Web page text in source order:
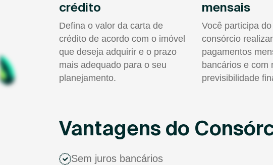
crédito
Defina o valor da carta de
crédito de acordo com o imóvel
que deseja adquirir e o prazo
mais adequado para o seu
planejamento.
mensais
Você participa
consórcio
pagamentos
bancários e com
previsibilidade
Vantagens do
Sem juros bancários